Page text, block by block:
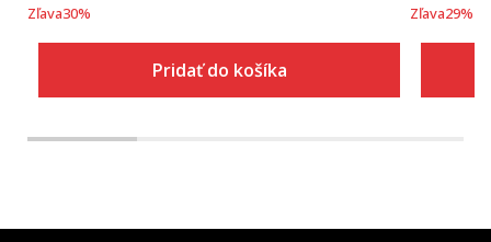
Zľava30%
Pridať do košíka
Zľava29%